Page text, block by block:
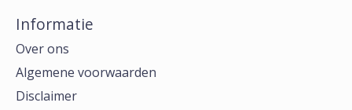
Informatie
Over ons
Algemene voorwaarden
Disclaimer